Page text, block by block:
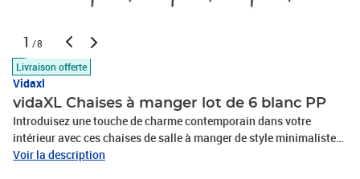
1 /8
Livraison offerte
Vidaxl
vidaXL Chaises à manger lot de 6 blanc PP
Introduisez une touche de charme contemporain dans votre
intérieur avec ces chaises de salle à manger de style minimaliste
! Ces chaises à dîner sont fabriquées en polypropylène, ce qui les
Voir la description